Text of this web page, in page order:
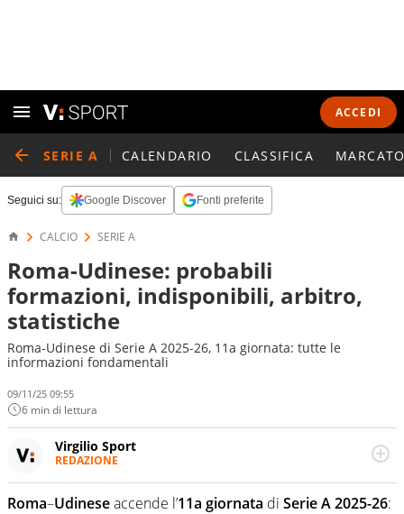
ACCEDI
SERIE A CALENDARIO CLASSIFICA
Seguici su: Google Discover Fonti preferite
CALCIO SERIE A
Roma-Udinese: probabili
formazioni, indisponibili, arbitro,
statistiche
Roma-Udinese di Serie A 2025-26, 11a giornata: tutte le
informazioni fondamentali
09/11/25 09:55
6 min di lettura
Virgilio Sport
REDAZIONE
appassionato su tutto il mondo dello sport. Calcio,
calciomercato, F1, Motomondiale ma anche tennis,
Roma–Udineseaccende l’11a giornata di Serie A 2025-26: